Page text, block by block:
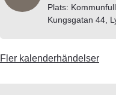
Plats:
Kungsgatan 44,
Fler kalenderhändelser